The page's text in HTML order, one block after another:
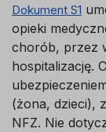
Dokument S1
opieki
chorób, przez
hospitalizację.
(żona, dzieci),
NFZ. Nie